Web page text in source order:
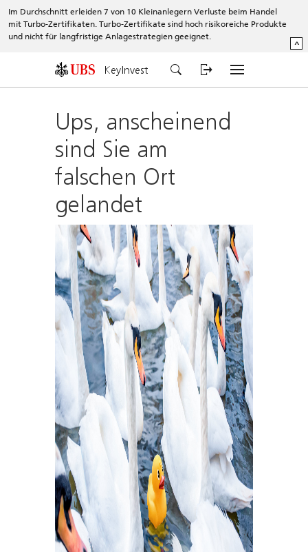
Im Durchschnitt erleiden 7 von 10 Kleinanlegern Verluste beim Handel
mit Turbo-Zertifikaten. Turbo-Zertifikate sind hoch risikoreiche Produkte
und nicht für langfristige Anlagestrategien geeignet.
^
KeyInvest
Ups, anscheinend
sind Sie am
falschen Ort
gelandet